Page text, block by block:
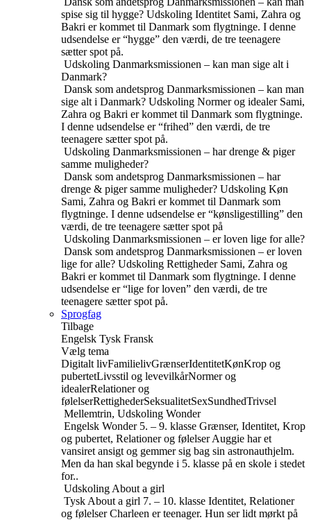
spise sig til hygge? Udskoling Identitet Sami, Zahra og
Bakri er kommet til Danmark som flygtninge. I denne
udsendelse er “hygge” den værdi, de tre teenagere
sætter spot på.
Udskoling Danmarksmissionen – kan man sige alt i
Danmark?
Dansk som andetsprog Danmarksmissionen – kan man
sige alt i Danmark? Udskoling Normer og idealer Sami,
Zahra og Bakri er kommet til Danmark som flygtninge.
I denne udsendelse er “frihed” den værdi, de tre
teenagere sætter spot på.
Udskoling Danmarksmissionen – har drenge & piger
samme muligheder?
Dansk som andetsprog Danmarksmissionen – har
drenge & piger samme muligheder? Udskoling Køn
Sami, Zahra og Bakri er kommet til Danmark som
flygtninge. I denne udsendelse er “kønsligestilling” den
værdi, de tre teenagere sætter spot på
Udskoling Danmarksmissionen – er loven lige for alle?
Dansk som andetsprog Danmarksmissionen – er loven
lige for alle? Udskoling Rettigheder Sami, Zahra og
Bakri er kommet til Danmark som flygtninge. I denne
udsendelse er “lige for loven” den værdi, de tre
teenagere sætter spot på.
Sprogfag
Tilbage
Engelsk Tysk Fransk
Vælg tema
Digitalt livFamilielivGrænserIdentitetKønKrop og
pubertetLivsstil og levevilkårNormer og
idealerRelationer og
følelserRettighederSeksualitetSexSundhedTrivsel
Mellemtrin, Udskoling Wonder
Engelsk Wonder 5. – 9. klasse Grænser, Identitet, Krop
og pubertet, Relationer og følelser Auggie har et
vansiret ansigt og gemmer sig bag sin astronauthjelm.
Men da han skal begynde i 5. klasse på en skole i stedet
for..
Udskoling About a girl
Tysk About a girl 7. – 10. klasse Identitet, Relationer
og følelser Charleen er teenager. Hun ser lidt mørkt på